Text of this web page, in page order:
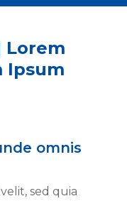
Lorem
Ipsum
omnis
sed quia